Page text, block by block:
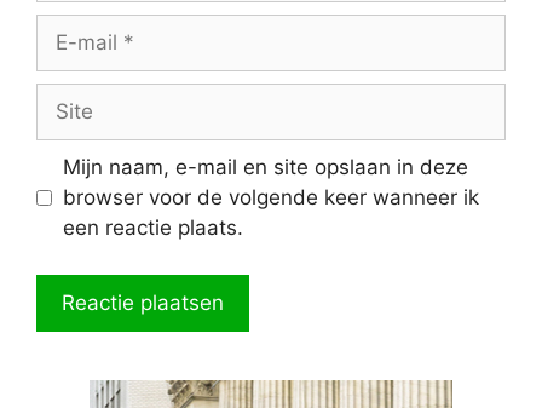
Site
Mijn naam, e-mail en site opslaan in deze
browser voor de volgende keer wanneer ik
een reactie plaats.